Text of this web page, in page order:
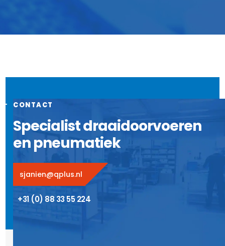
CONTACT
Specialist draaidoorvoeren
en pneumatiek
sjanien@qplus.nl
+31 (0) 88 33 55 224